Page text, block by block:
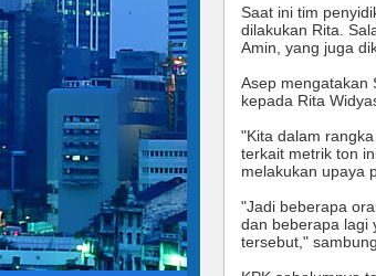
Saat ini tim
dilakukan Rita.
Amin, yang juga
Asep mengatakan
kepada Rita
"Kita dalam
terkait metrik ton
melakukan upaya
"Jadi beberapa
dan beberapa lagi
tersebut,"